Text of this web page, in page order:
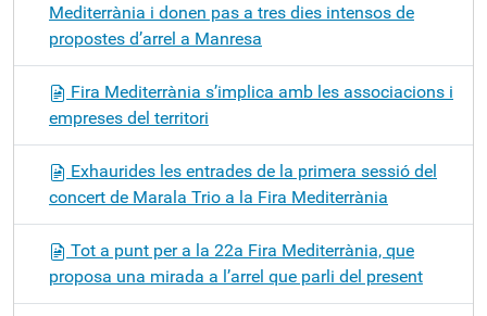
Mediterrània i donen pas a tres dies intensos de
propostes d’arrel a Manresa
Fira Mediterrània s’implica amb les associacions i
empreses del territori
Exhaurides les entrades de la primera sessió del
concert de Marala Trio a la Fira Mediterrània
Tot a punt per a la 22a Fira Mediterrània, que
proposa una mirada a l’arrel que parli del present